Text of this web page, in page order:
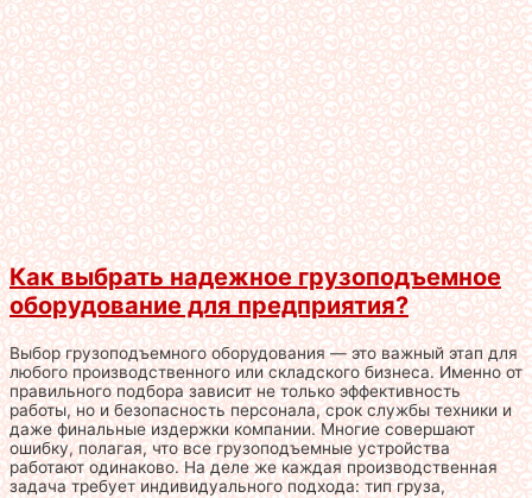
Как выбрать надежное грузоподъемное
оборудование для предприятия?
Выбор грузоподъемного оборудования — это важный этап для
любого производственного или складского бизнеса. Именно от
правильного подбора зависит не только эффективность
работы, но и безопасность персонала, срок службы техники и
даже финальные издержки компании. Многие совершают
ошибку, полагая, что все грузоподъемные устройства
работают одинаково. На деле же каждая производственная
задача требует индивидуального подхода: тип груза,